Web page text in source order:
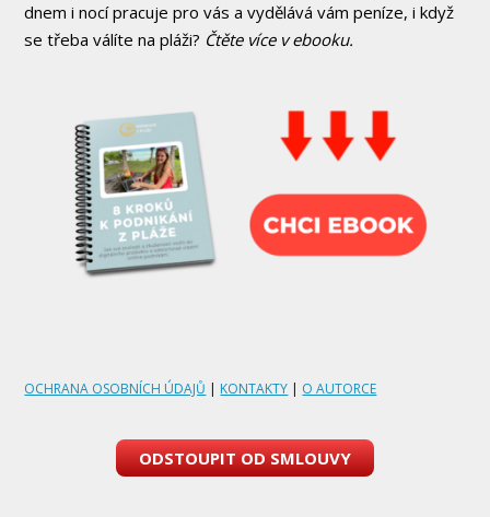
dnem i nocí pracuje pro vás a vydělává vám peníze, i když
se třeba válíte na pláži? Čtěte více v ebooku.
OCHRANA OSOBNÍCH ÚDAJŮ | KONTAKTY | O AUTORCE
ODSTOUPIT OD SMLOUVY